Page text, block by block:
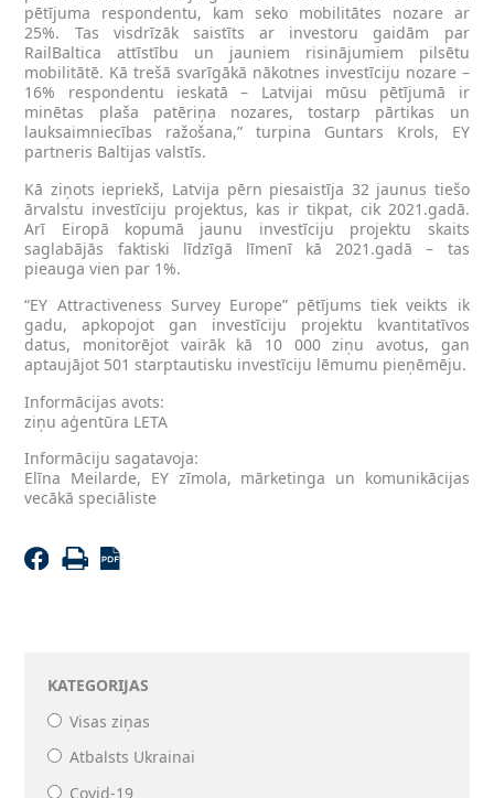
KATEGORIJAS
Visas ziņas
Atbalsts Ukrainai
Covid-19
pētījuma respondentu, kam seko mobilitātes nozare ar
25%. Tas visdrīzāk saistīts ar investoru gaidām par
RailBaltica attīstību un jauniem risinājumiem pilsētu
mobilitātē. Kā trešā svarīgākā nākotnes investīciju nozare –
16% respondentu ieskatā – Latvijai mūsu pētījumā ir
minētas plaša patēriņa nozares, tostarp pārtikas un
lauksaimniecības ražošana,” turpina Guntars Krols, EY
partneris Baltijas valstīs.
Kā ziņots iepriekš, Latvija pērn piesaistīja 32 jaunus tiešo
ārvalstu investīciju projektus, kas ir tikpat, cik 2021.gadā.
Arī Eiropā kopumā jaunu investīciju projektu skaits
saglabājās faktiski līdzīgā līmenī kā 2021.gadā – tas
pieauga vien par 1%.
“EY Attractiveness Survey Europe” pētījums tiek veikts ik
gadu, apkopojot gan investīciju projektu kvantitatīvos
datus, monitorējot vairāk kā 10 000 ziņu avotus, gan
aptaujājot 501 starptautisku investīciju lēmumu pieņēmēju.
Informācijas avots:
ziņu aģentūra LETA
Informāciju sagatavoja:
Elīna Meilarde, EY zīmola, mārketinga un komunikācijas
vecākā speciāliste